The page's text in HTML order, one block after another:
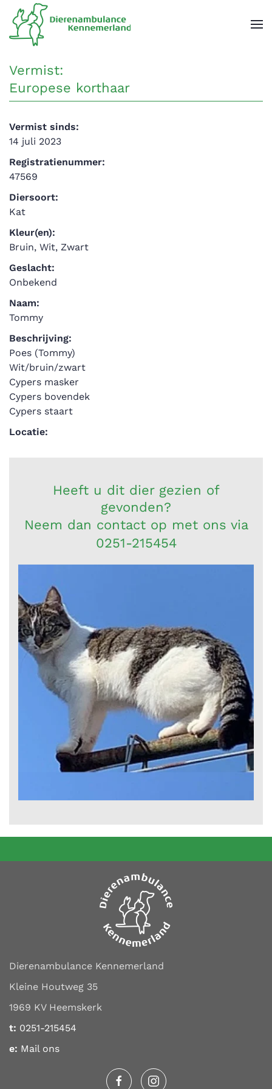
Overslaan en naar de inhoud gaan
Vermist:
Europese korthaar
Vermist sinds:
14 juli 2023
Registratienummer:
47569
Diersoort:
Kat
Kleur(en):
Bruin, Wit, Zwart
Geslacht:
Onbekend
Naam:
Tommy
Beschrijving:
Poes (Tommy)
Wit/bruin/zwart
Cypers masker
Cypers bovendek
Cypers staart
Locatie:
Heeft u dit dier gezien of
gevonden?
Neem dan contact op met ons via
0251-215454
Naam: Tommy
Vergroot
Dierenambulance Kennemerland
Kleine Houtweg 35
1969 KV Heemskerk
t: 0251-215454
e: Mail ons